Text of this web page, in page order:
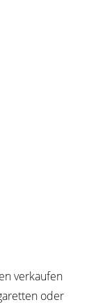
verkaufen
oder